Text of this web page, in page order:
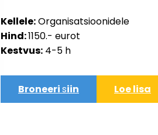
Kellele:Organisatsioonidele
Hind:1150.- eurot
Kestvus: 4-5 h
Broneerisiin Loe lisa